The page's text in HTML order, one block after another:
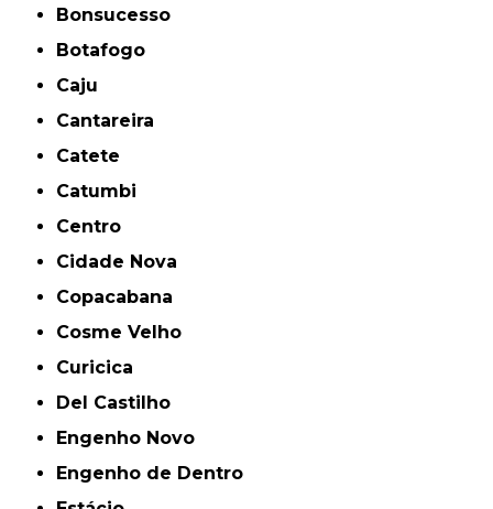
Bonsucesso
Botafogo
Caju
Cantareira
Catete
Catumbi
Centro
Cidade Nova
Copacabana
Cosme Velho
Curicica
Del Castilho
Engenho Novo
Engenho de Dentro